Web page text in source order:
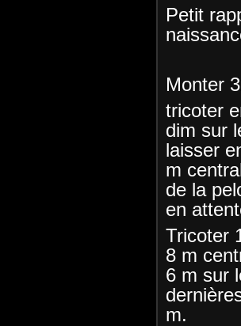
Petit
Monter
tricoter
dim sur
laisser
m
de la
en
Tricoter
8 m
6 m sur
m.